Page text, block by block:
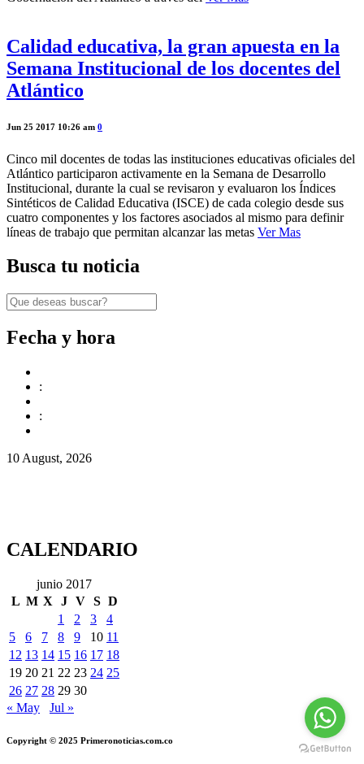
Calidad educativa, la gran apuesta en la
Semana Institucional de los docentes del
Atlántico
Jun 25 2017 10:26 am 0
Cinco mil docentes de todas las instituciones educativas oficiales del
Atlántico participaron activamente en la Semana de Desarrollo
Institucional, durante la cual se revisaron y evaluaron los Índices
Sintéticos de Calidad Educativa (ISCE) de cada colegio desde sus
cuatro componentes y los factores asociados al mismo para definir
líneas de trabajo que permitan alcanzar las metas Ver Mas
Busca tu noticia
Fecha y hora
:
:
10 August, 2026
CALENDARIO
junio 2017
L M X J V S D
1
2 3
4
5
6 7 8 9 10 11
12 13 14 15 16 17 18
19 20 21 22 23 24 25
26 27 28 29 30
« May
Jul »
Copyright © 2025 Primeronoticias.com.co